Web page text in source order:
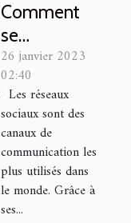
Comment
se
connecter à
son compte
Facebook ?
26 janvier 2023
02:40
Les réseaux
sociaux sont des
canaux de
communication les
plus utilisés dans
le monde. Grâce à
ses...